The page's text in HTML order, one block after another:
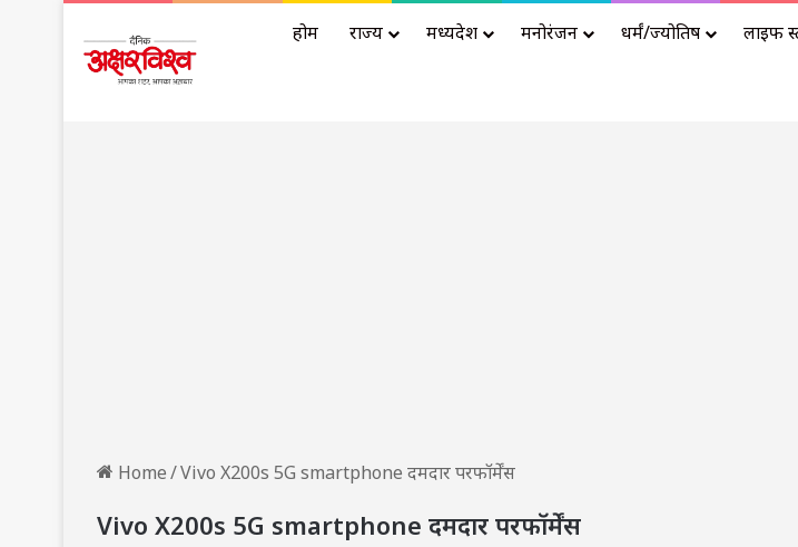
होम राज्य मध्यप्रदेश मनोरंजन धर्मं/ज्योतिष लाइफ
Home/Vivo X200s 5G smartphone दमदार परफॉर्मेंस
Vivo X200s 5G smartphone दमदार परफॉर्मेंस